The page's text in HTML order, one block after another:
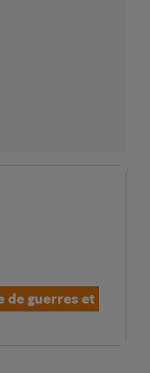
de guerres et